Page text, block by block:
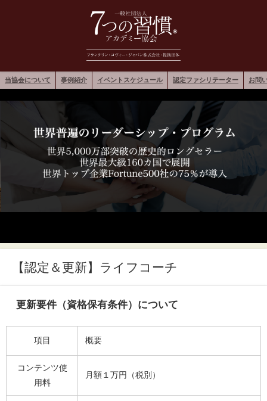
当協会について 事例紹介 イベントスケジュール 認定ファシリテーター お問
【認定＆更新】ライフコーチ
更新要件（資格保有条件）について
項目 概要
コンテンツ使
用料
月額１万円（税別）